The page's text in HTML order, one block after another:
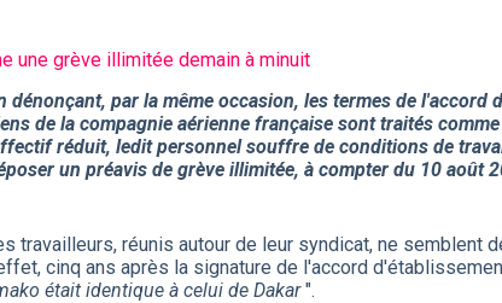
une grève illimitée demain à minuit
par la même occasion, les termes de l'accord
de la compagnie aérienne française sont traités
réduit, ledit personnel souffre de conditions de
un préavis de grève illimitée, à compter du 10 août
travailleurs, réunis autour de leur syndicat, ne semblent
cinq ans après la signature de l'accord
était identique à celui de Dakar".